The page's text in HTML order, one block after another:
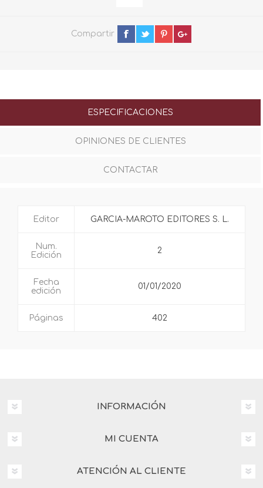
Compartir
ESPECIFICACIONES
OPINIONES DE CLIENTES
CONTACTAR
Editor GARCIA-MAROTO EDITORES S. L.
Num.
Edición
2
Fecha
edición
01/01/2020
Páginas 402
INFORMACIÓN
MI CUENTA
ATENCIÓN AL CLIENTE